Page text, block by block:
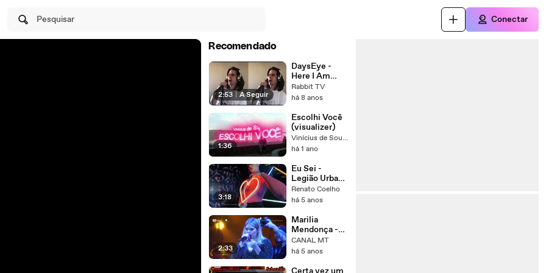
Pesquisar Conectar
Recomendado
2:53 A Seguir
DaysEye -
Here I Am
(#Rockin'!)
Rabbit TV
há 8 anos
1:36
Escolhi Você
(visualizer)
Vinícius de Souza
há 1 ano
3:18
Eu Sei -
Legião Urbana
(Cover)
Renato Coelho
há 5 anos
2:33
Marilia
Mendonça -
Estranho
CANAL MT
há 5 anos